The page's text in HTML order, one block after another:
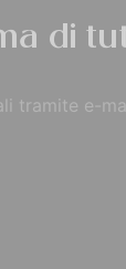
di
tramite e-